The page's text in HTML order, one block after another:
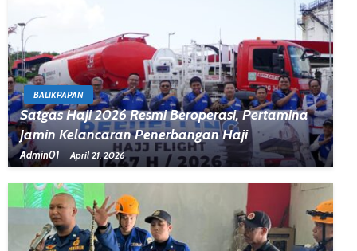
BALIKPAPAN
Satgas Haji 2026 Resmi Beroperasi, Pertamina
Jamin Kelancaran Penerbangan Haji
Admin01 April 21, 2026